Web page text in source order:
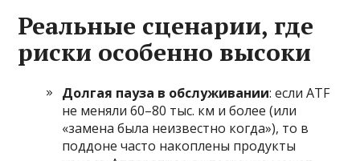
Реальные сценарии, где
риски особенно высоки
Долгая пауза в обслуживании: если ATF
не меняли 60–80 тыс. км и более (или
«замена была неизвестно когда»), то в
поддоне часто накоплены продукты